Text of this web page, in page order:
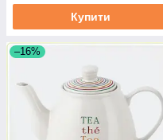
Купити
–16%